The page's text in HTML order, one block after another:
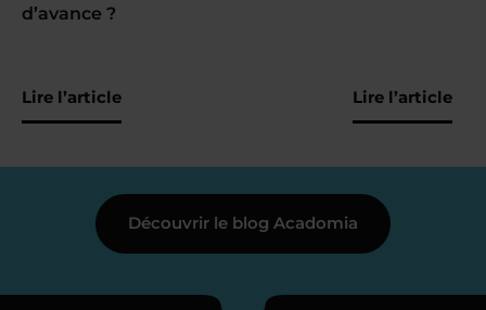
d’avance ?
Lire l’article Lire l’article
Découvrir le blog Acadomia